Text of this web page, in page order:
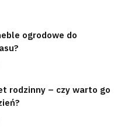
ogrodowe do
rodzinny – czy warto go